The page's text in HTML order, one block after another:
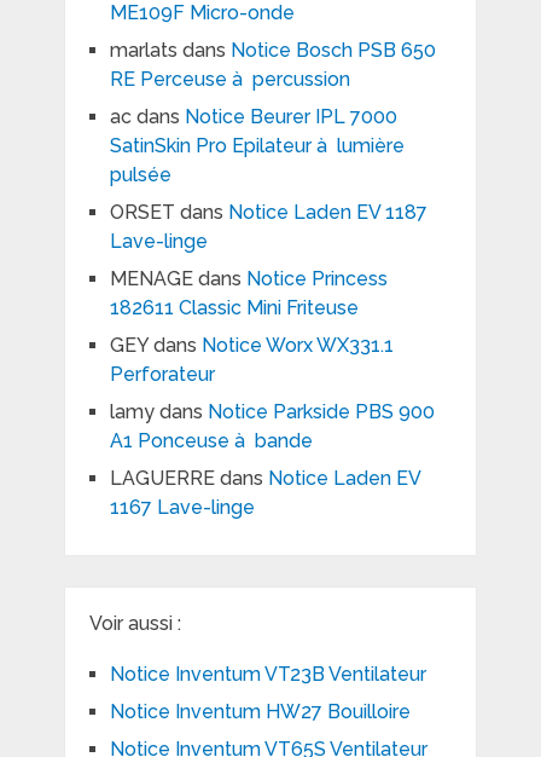
ME109F Micro-onde
marlats dans Notice Bosch PSB 650
RE Perceuse à percussion
acdans Notice Beurer IPL 7000
SatinSkin Pro Epilateur à lumière
pulsée
ORSET dans Notice Laden EV 1187
Lave-linge
MENAGEdans Notice Princess
182611 Classic Mini Friteuse
GEYdans Notice Worx WX331.1
Perforateur
lamydans Notice Parkside PBS 900
A1 Ponceuse à bande
LAGUERREdans Notice Laden EV
1167 Lave-linge
Voir aussi :
Notice Inventum VT23B Ventilateur
Notice Inventum HW27 Bouilloire
Notice Inventum VT65S Ventilateur